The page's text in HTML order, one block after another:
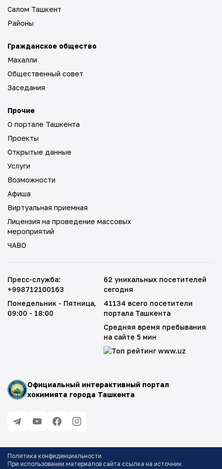
Салом Ташкент
Районы
Гражданское общество
Махалли
Общественный совет
Заседания
Прочие
О портале Ташкента
Проекты
Открытые данные
Услуги
Возможности
Афиша
Виртуальная приемная
Лицензия на проведение массовых
мероприятий
ЧАВО
Официальный интерактивный портал
хокимията города Ташкента
Пресс-служба:
+998712100163
Понедельник - Пятница,
09:00 - 18:00
62 уникальных посетителей
сегодня
41134 всего посетители
портала Ташкента
Средняя время пребывания
на сайте 5 мин
Политика конфиденциальности
При использовании материалов сайта ссылка на источник